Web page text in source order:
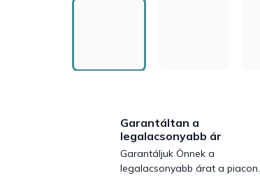
Garantáltan a
legalacsonyabb ár
Garantáljuk Önnek a
legalacsonyabb árat a piacon.